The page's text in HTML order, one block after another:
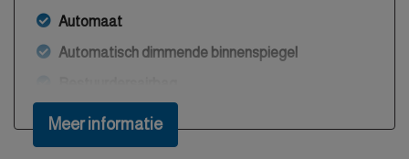
Automaat
Automatisch dimmende binnenspiegel
Bestuurdersstoel in hoogte verstelbaar
Bluetooth
Meer informatie